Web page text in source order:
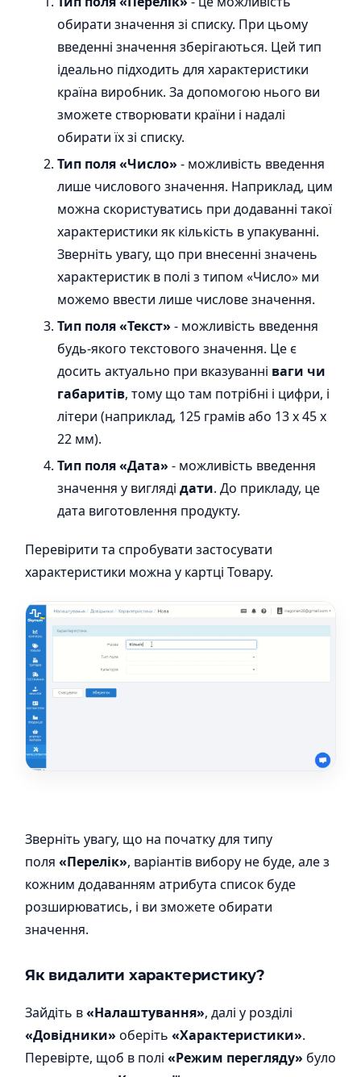
обирати значення зі списку. При цьому
введенні значення зберігаються. Цей тип
ідеально підходить для характеристики
країна виробник. За допомогою нього ви
зможете створювати країни і надалі
обирати їх зі списку.
Тип поля «Число» - можливість введення
лише числового значення. Наприклад, цим
можна скористуватись при додаванні такої
характеристики як кількість в упакуванні.
Зверніть увагу, що при внесенні значень
характеристик в полі з типом «Число» ми
можемо ввести лише числове значення.
Тип поля «Текст» - можливість введення
будь-якого текстового значення. Це є
досить актуально при вказуванні ваги чи
габаритів, тому що там потрібні і цифри, і
літери (наприклад, 125 грамів або 13 x 45 x
22 мм).
Тип поля «Дата» - можливість введення
значення у вигляді дати. До прикладу, це
дата виготовлення продукту.
Перевірити та спробувати застосувати
характеристики можна у картці Товару.
Зверніть увагу, що на початку для типу
поля «Перелік», варіантів вибору не буде, але з
кожним додаванням атрибута список буде
розширюватись, і ви зможете обирати
значення.
Як видалити характеристику?
Зайдіть в«Налаштування», далі у розділі
«Довідники» оберіть «Характеристики».
Перевірте, щоб в полі «Режим перегляду» було